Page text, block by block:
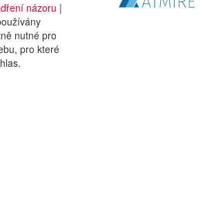
názoru |
nutné pro
pro které